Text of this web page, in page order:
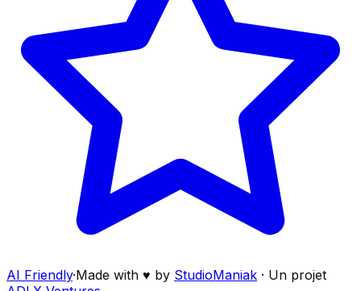
AI Friendly·Made with ♥ by StudioManiak · Un projet